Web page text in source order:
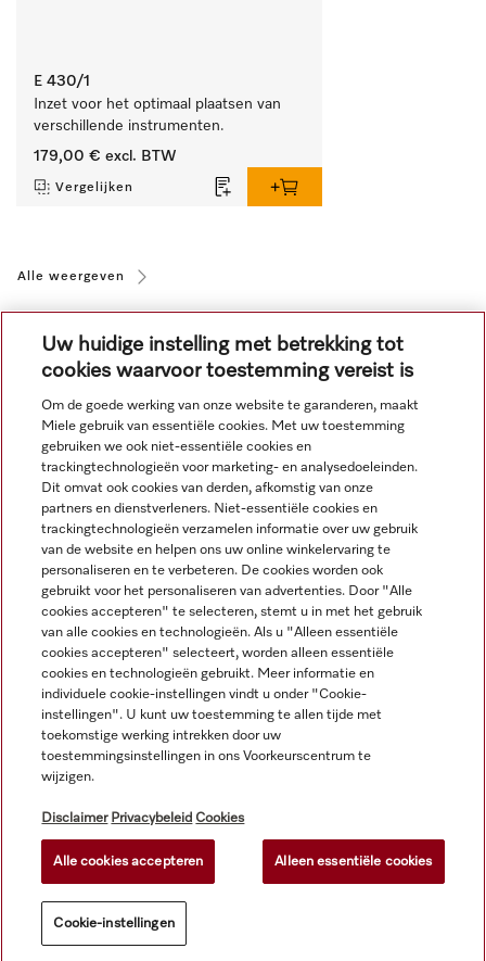
E 430/1
Inzet voor het optimaal plaatsen van
verschillende instrumenten.
179,00 € excl. BTW
Vergelijken
Alle weergeven
Navigatie
Service
decoratiemateriaal.
© Miele & Cie. KG.
Uw huidige instelling met betrekking tot
cookies waarvoor toestemming vereist is
Om de goede werking van onze website te garanderen, maakt
Miele gebruik van essentiële cookies. Met uw toestemming
gebruiken we ook niet-essentiële cookies en
trackingtechnologieën voor marketing- en analysedoeleinden.
Dit omvat ook cookies van derden, afkomstig van onze
partners en dienstverleners. Niet-essentiële cookies en
trackingtechnologieën verzamelen informatie over uw gebruik
van de website en helpen ons uw online winkelervaring te
personaliseren en te verbeteren. De cookies worden ook
gebruikt voor het personaliseren van advertenties. Door "Alle
cookies accepteren" te selecteren, stemt u in met het gebruik
van alle cookies en technologieën. Als u "Alleen essentiële
cookies accepteren" selecteert, worden alleen essentiële
cookies en technologieën gebruikt. Meer informatie en
individuele cookie-instellingen vindt u onder "Cookie-
instellingen". U kunt uw toestemming te allen tijde met
toekomstige werking intrekken door uw
toestemmingsinstellingen in ons Voorkeurscentrum te
wijzigen.
Disclaimer Privacybeleid Cookies
Alle cookies accepteren Alleen essentiële cookies
Cookie-instellingen